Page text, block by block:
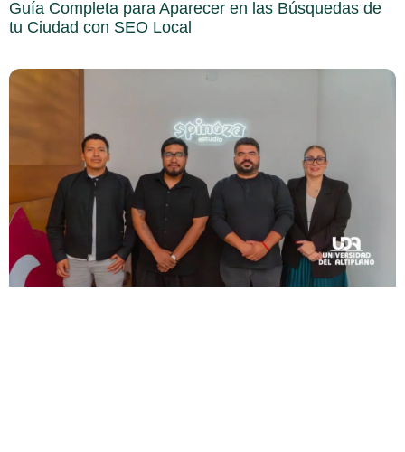
Guía Completa para Aparecer en las Búsquedas de
tu Ciudad con SEO Local